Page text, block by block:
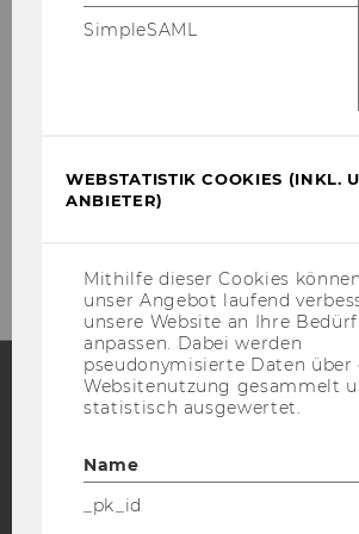
WU
Vi­en­na Uni­ver­si­ty of
Welt­han­dels­platz 1
Facebook
SimpleSAML
WEBSTATISTIK COOKIES (INKL.
ANBIETER)
Mithilfe dieser Cookies
unser Angebot laufend
unsere Website an Ihre
anpassen. Dabei werden
pseudonymisierte Daten über
Websitenutzung gesammelt
statistisch ausgewertet.
Name
_pk_id